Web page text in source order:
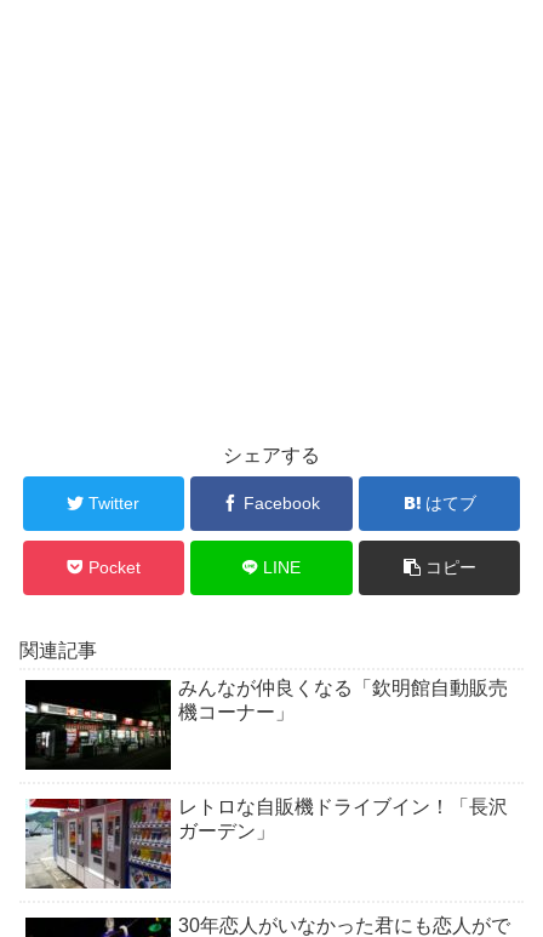
シェアする
Twitter Facebook はてブ
Pocket LINE コピー
関連記事
みんなが仲良くなる「欽明館自動販売
機コーナー」
レトロな自販機ドライブイン！「長沢
ガーデン」
30年恋人がいなかった君にも恋人がで